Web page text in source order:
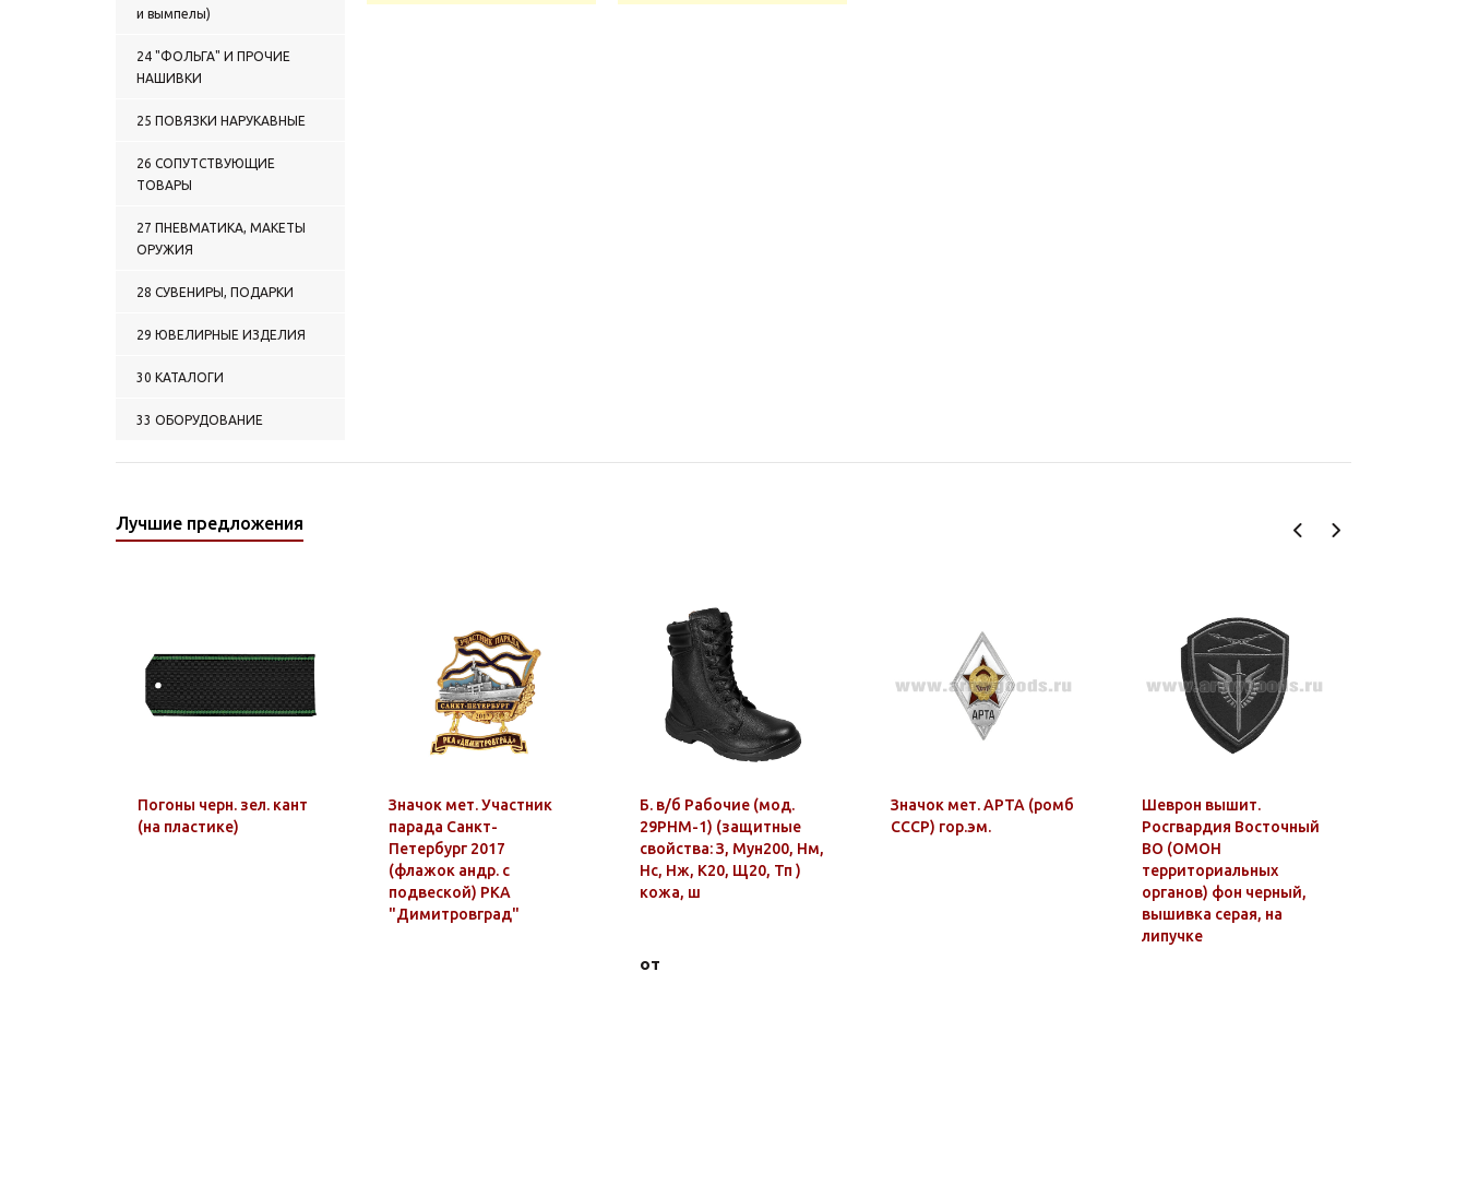
и вымпелы)
24 "ФОЛЬГА" И ПРОЧИЕ
НАШИВКИ
25 ПОВЯЗКИ НАРУКАВНЫЕ
26 СОПУТСТВУЮЩИЕ
ТОВАРЫ
27 ПНЕВМАТИКА, МАКЕТЫ
ОРУЖИЯ
28 СУВЕНИРЫ, ПОДАРКИ
29 ЮВЕЛИРНЫЕ ИЗДЕЛИЯ
30 КАТАЛОГИ
33 ОБОРУДОВАНИЕ
Лучшие предложения
Погоны черн. зел. кант
(на пластике)
Значок мет. Участник
парада Санкт-
Петербург 2017
(флажок андр. с
подвеской) РКА
"Димитровград"
Б. в/б Рабочие (мод.
29РНМ-1) (защитные
свойства: З, Мун200, Нм,
Нс, Нж, К20, Щ20, Тп )
кожа, ш
от
Значок мет. АРТА (ромб
СССР) гор.эм.
Шеврон вышит.
Росгвардия Восточный
ВО (ОМОН
территориальных
органов) фон черный,
вышивка серая, на
липучке